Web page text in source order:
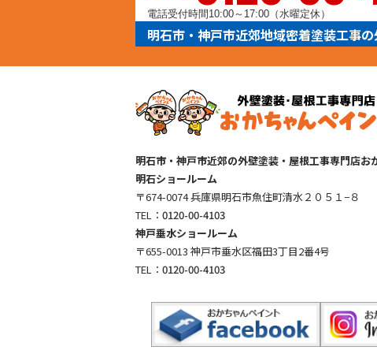
電話受付時間10:00～17:00（水曜定休）
明石市・神戸市近郊地域密着塗装工事
明石市・神戸市近郊の外壁塗装・屋根工事専門店お
明石ショールーム
〒674-0074 兵庫県明石市魚住町清水２０５１−８
TEL： 0120-00-4103
神戸垂水ショールーム
〒655-0013 神戸市垂水区福田3丁目2番4号
TEL： 0120-00-4103